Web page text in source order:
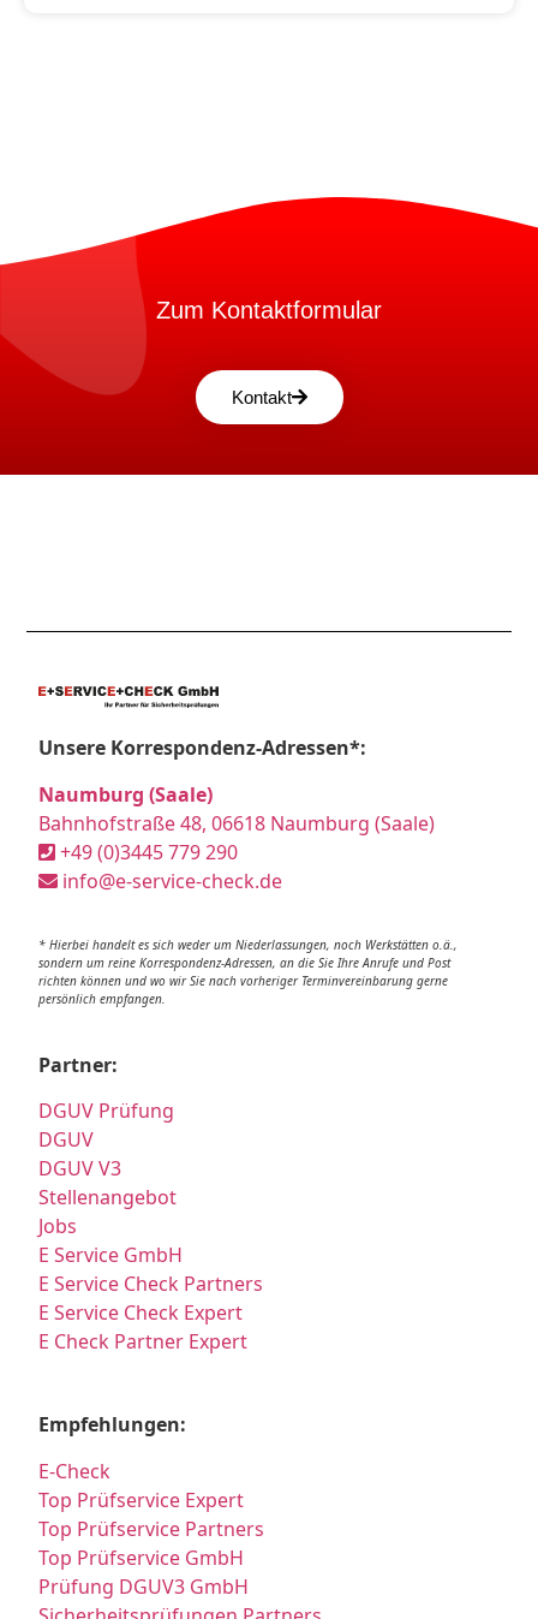
Zum Kontaktformular
Kontakt
Unsere Korrespondenz-Adressen*:
Naumburg (Saale)
Bahnhofstraße 48, 06618 Naumburg (Saale)
+49 (0)3445 779 290
info@e-service-check.de
* Hierbei handelt es sich weder um Niederlassungen, noch Werkstätten o.ä.,
sondern um reine Korrespondenz-Adressen, an die Sie Ihre Anrufe und Post
richten können und wo wir Sie nach vorheriger Terminvereinbarung gerne
persönlich empfangen.
Partner:
DGUV Prüfung
DGUV
DGUV V3
Stellenangebot
Jobs
E Service GmbH
E Service Check Partners
E Service Check Expert
E Check Partner Expert
Empfehlungen:
E-Check
Top Prüfservice Expert
Top Prüfservice Partners
Top Prüfservice GmbH
Prüfung DGUV3 GmbH